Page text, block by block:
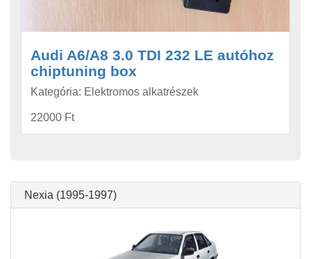
Audi A6/A8 3.0 TDI 232 LE autóhoz
chiptuning box
Kategória: Elektromos alkatrészek
22000 Ft
Nexia (1995-1997)